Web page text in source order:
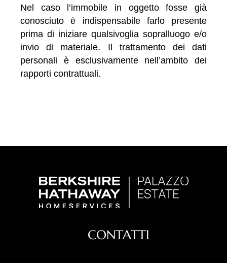
Nel caso l’immobile in oggetto fosse già
conosciuto è indispensabile farlo presente
prima di iniziare qualsivoglia sopralluogo e/o
invio di materiale. Il trattamento dei dati
personali è esclusivamente nell’ambito dei
rapporti contrattuali.
CONTATTI